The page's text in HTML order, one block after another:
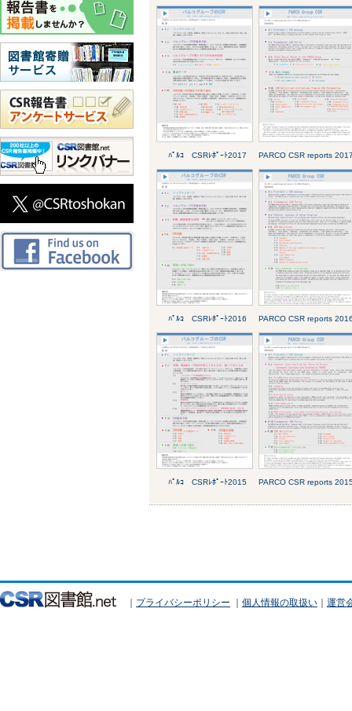
ﾊﾟﾙｺ CSRﾚﾎﾟｰﾄ2017 PARCO CSR reports
ﾊﾟﾙｺ CSRﾚﾎﾟｰﾄ2016 PARCO CSR reports
ﾊﾟﾙｺ CSRﾚﾎﾟｰﾄ2015 PARCO CSR reports
｜ プライバシーポリシー ｜ 個人情報の取扱い ｜ 運営